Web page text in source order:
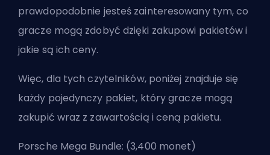
prawdopodobnie jesteś zainteresowany tym, co
gracze mogą zdobyć dzięki zakupowi pakietów i
jakie są ich ceny.
Więc, dla tych czytelników, poniżej znajduje się
każdy pojedynczy pakiet, który gracze mogą
zakupić wraz z zawartością i ceną pakietu.
Porsche Mega Bundle: (3,400 monet)